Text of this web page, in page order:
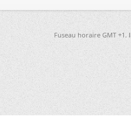
Fuseau horaire GMT